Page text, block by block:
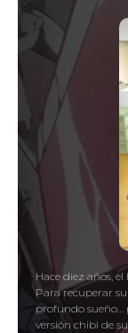
Hace diez años,
Para recuperar
profundo sueño…
versión chibi de